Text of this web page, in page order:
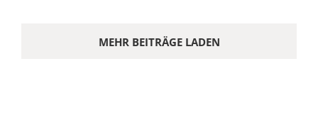
MEHR BEITRÄGE LADEN